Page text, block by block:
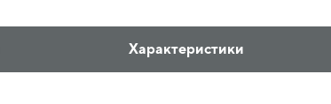
Характеристики